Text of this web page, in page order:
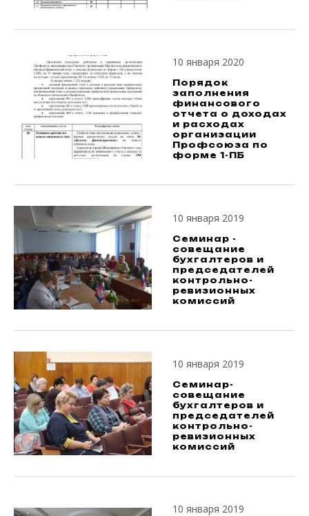
10 января 2020
Порядок
заполнения
финансового
отчета о доходах
и расходах
организации
Профсоюза по
форме 1-ПБ
10 января 2019
Семинар -
совещание
бухгалтеров и
председателей
контрольно-
ревизионных
комиссий
10 января 2019
Семинар-
совещание
бухгалтеров и
председателей
контрольно-
ревизионных
комиссий
10 января 2019